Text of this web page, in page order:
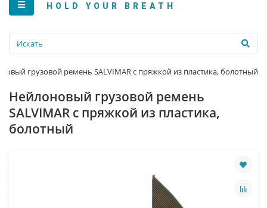
HOLD YOUR BREATH
грузовой ремень SALVIMAR с пряжкой из пластика, болотный
Нейлоновый грузовой ремень
SALVIMAR с пряжкой из пластика,
болотный